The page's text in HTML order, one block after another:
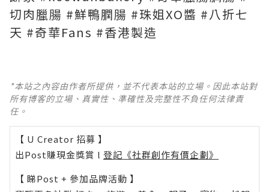
切肉臘腸 #鮮鴨膶腸 #珠姐XO醬 #八折七
天 #奇華Fans #香港製造
*本站之內容由作者所提供，並不代表本站的立場。因此本站對
所有博客的立場、真實性、準確性及完整性不負任何法律責
任。
【 U Creator 招募 】
出Post賺現金獎賞 l 登記《社群創作有價企劃》
【 睇Post + 參加品牌活動 】